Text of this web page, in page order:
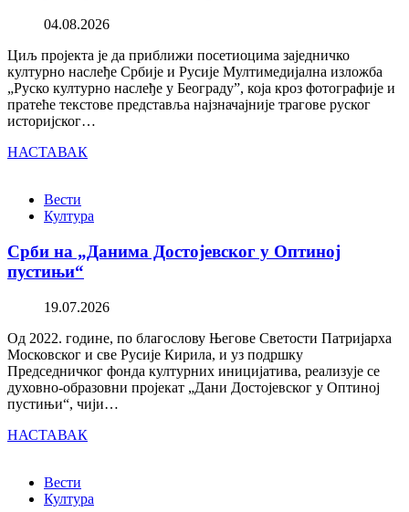
04.08.2026
Циљ пројекта је да приближи посетиоцима заједничко
културно наслеђе Србије и Русије Мултимедијална изложба
„Руско културно наслеђе у Београду”, која кроз фотографије и
пратеће текстове представља најзначајније трагове руског
историјског…
НАСТАВАК
Вести
Култура
Срби на „Данима Достојевског у Оптиној
пустињи“
19.07.2026
Од 2022. године, по благослову Његове Светости Патријарха
Московског и све Русије Кирила, и уз подршку
Председничког фонда културних иницијатива, реализује се
духовно-образовни пројекат „Дани Достојевског у Оптиној
пустињи“, чији…
НАСТАВАК
Вести
Култура